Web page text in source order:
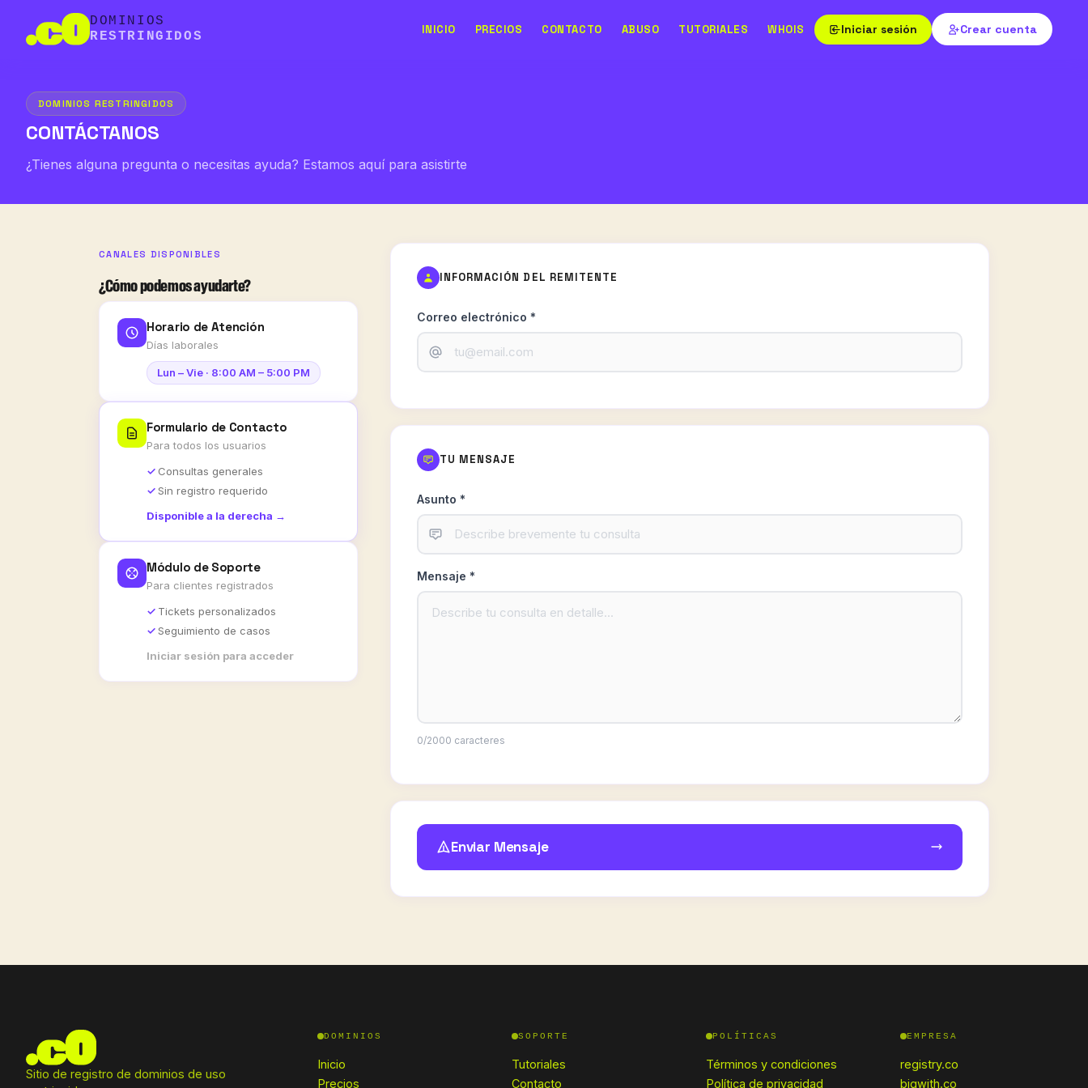
DOMINIOS
RESTRINGIDOS
INICIO PRECIOS CONTACTO ABUSO TUTORIALES WHOIS Iniciar sesión Crear cuenta
DOMINIOS RESTRINGIDOS
CONTÁCTANOS
¿Tienes alguna pregunta o necesitas ayuda? Estamos aquí para asistirte
CANALES DISPONIBLES
¿Cómo podemos ayudarte?
Horario de Atención
Días laborales
Lun – Vie · 8:00 AM – 5:00 PM
Formulario de Contacto
Para todos los usuarios
Consultas generales
Sin registro requerido
Disponible a la derecha →
Módulo de Soporte
Para clientes registrados
Tickets personalizados
Seguimiento de casos
Iniciar sesión para acceder
INFORMACIÓN DEL REMITENTE
Correo electrónico *
TU MENSAJE
Asunto *
Mensaje *
0/2000 caracteres
Enviar Mensaje
Sitio de registro de dominios de uso
DOMINIOS
Inicio
Precios
SOPORTE
Tutoriales
Contacto
POLÍTICAS
Términos y condiciones
Política de privacidad
EMPRESA
registry.co
bigwith.co